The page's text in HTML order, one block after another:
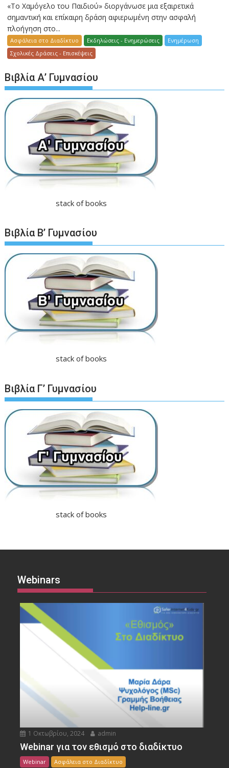
«Το Χαμόγελο του Παιδιού» διοργάνωσε μια εξαιρετικά
σημαντική και επίκαιρη δράση αφιερωμένη στην ασφαλή
πλοήγηση στο...
Ασφάλεια στο Διαδίκτυο Εκδηλώσεις - Ενημερώσεις
Ενημέρωση
Σχολικές Δράσεις - Επισκέψεις
Βιβλία Α’ Γυμνασίου
stack of books
Βιβλία Β’ Γυμνασίου
stack of books
Βιβλία Γ’ Γυμνασίου
stack of books
Webinars
1 Οκτωβρίου, 2024 admin
Webinar για τον εθισμό στο διαδίκτυο
Webinar Ασφάλεια στο Διαδίκτυο